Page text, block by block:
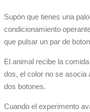
Supón que tienes una
condicionamiento
que pulsar un par de
El animal recibe la
dos, el color no se asocia
dos botones.
Cuando el experimento